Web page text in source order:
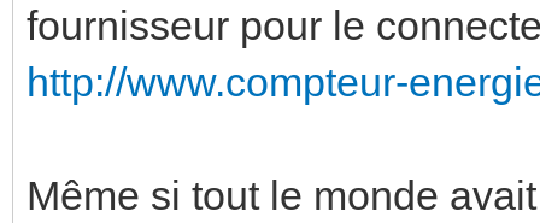
fournisseur pour le
http://www.compteur-
Même si tout le monde